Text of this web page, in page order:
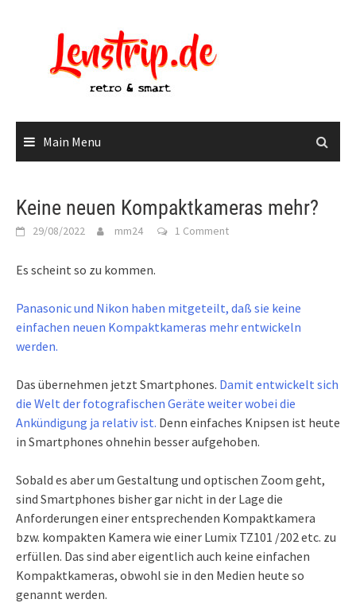
Main Menu
Keine neuen Kompaktkameras mehr?
29/08/2022 mm24 1 Comment
Es scheint so zu kommen.
Panasonic und Nikon haben mitgeteilt, daß sie keine
einfachen neuen Kompaktkameras mehr entwickeln
werden.
Das übernehmen jetzt Smartphones. Damit entwickelt sich
die Welt der fotografischen Geräte weiter wobei die
Ankündigung ja relativ ist. Denn einfaches Knipsen ist heute
in Smartphones ohnehin besser aufgehoben.
Sobald es aber um Gestaltung und optischen Zoom geht,
sind Smartphones bisher gar nicht in der Lage die
Anforderungen einer entsprechenden Kompaktkamera
bzw. kompakten Kamera wie einer Lumix TZ101 /202 etc. zu
erfüllen. Das sind aber eigentlich auch keine einfachen
Kompaktkameras, obwohl sie in den Medien heute so
genannt werden.